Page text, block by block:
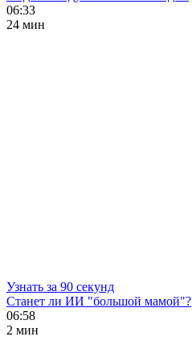
06:33
24 мин
Узнать за 90 секунд
Станет ли ИИ "большой мамой"?
06:58
2 мин